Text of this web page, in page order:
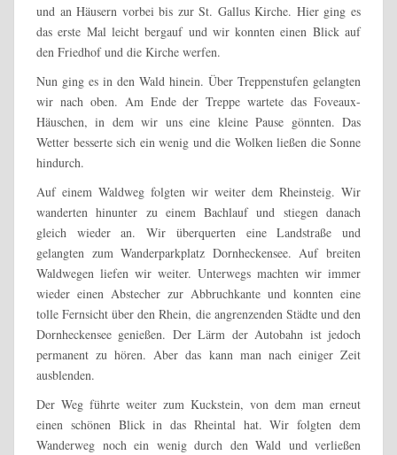
und an Häusern vorbei bis zur St. Gallus Kirche. Hier ging es
das erste Mal leicht bergauf und wir konnten einen Blick auf
den Friedhof und die Kirche werfen.
Nun ging es in den Wald hinein. Über Treppenstufen gelangten
wir nach oben. Am Ende der Treppe wartete das Foveaux-
Häuschen, in dem wir uns eine kleine Pause gönnten. Das
Wetter besserte sich ein wenig und die Wolken ließen die Sonne
hindurch.
Auf einem Waldweg folgten wir weiter dem Rheinsteig. Wir
wanderten hinunter zu einem Bachlauf und stiegen danach
gleich wieder an. Wir überquerten eine Landstraße und
gelangten zum Wanderparkplatz Dornheckensee. Auf breiten
Waldwegen liefen wir weiter. Unterwegs machten wir immer
wieder einen Abstecher zur Abbruchkante und konnten eine
tolle Fernsicht über den Rhein, die angrenzenden Städte und den
Dornheckensee genießen. Der Lärm der Autobahn ist jedoch
permanent zu hören. Aber das kann man nach einiger Zeit
ausblenden.
Der Weg führte weiter zum Kuckstein, von dem man erneut
einen schönen Blick in das Rheintal hat. Wir folgten dem
Wanderweg noch ein wenig durch den Wald und verließen